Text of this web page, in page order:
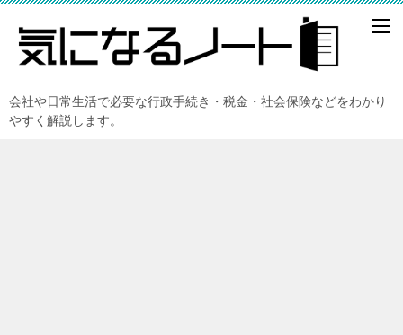
会社や日常生活で必要な行政手続き・税金・社会保険などをわかり
やすく解説します。